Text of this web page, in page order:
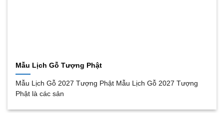
Mẫu Lịch Gỗ Tượng Phật
Mẫu Lịch Gỗ 2027 Tượng Phật Mẫu Lịch Gỗ 2027 Tượng
Phật là các sản